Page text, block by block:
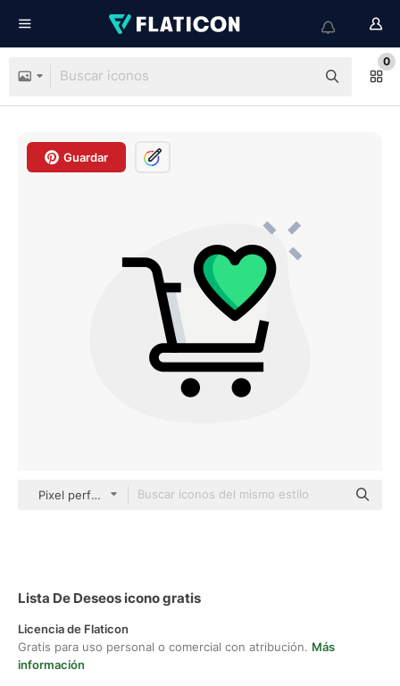
0
Guardar
Pixel perfect Rounded Shapes
Lista De Deseos icono gratis
Licencia de Flaticon
Gratis para uso personal o comercial con atribución. Más
información